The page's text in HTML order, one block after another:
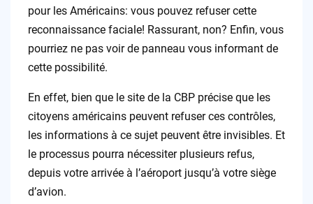
pour les Américains: vous pouvez refuser cette
reconnaissance faciale! Rassurant, non? Enfin, vous
pourriez ne pas voir de panneau vous informant de
cette possibilité.
En effet, bien que le site de la CBP précise que les
citoyens américains peuvent refuser ces contrôles,
les informations à ce sujet peuvent être invisibles. Et
le processus pourra nécessiter plusieurs refus,
depuis votre arrivée à l’aéroport jusqu’à votre siège
d’avion.